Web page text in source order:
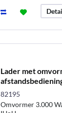
Lader met
82195
Omvormer 3.000